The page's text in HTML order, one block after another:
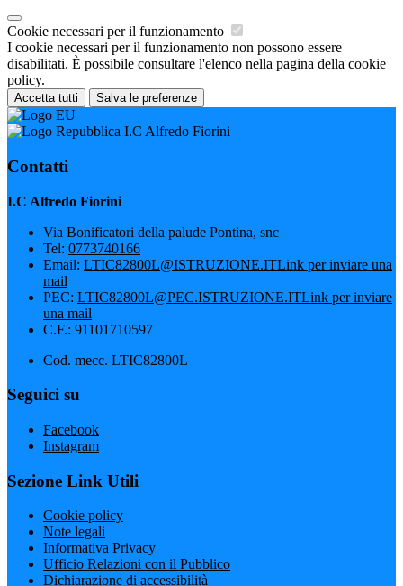
Cookie necessari per il funzionamento
I cookie necessari per il funzionamento non possono essere
disabilitati. È possibile consultare l'elenco nella pagina della cookie
policy.
Accetta tutti Salva le preferenze
I.C Alfredo Fiorini
Contatti
I.C Alfredo Fiorini
Via Bonificatori della palude Pontina, snc
Tel: 0773740166
Email: LTIC82800L@ISTRUZIONE.ITLink per inviare una
mail
PEC: LTIC82800L@PEC.ISTRUZIONE.ITLink per inviare
una mail
C.F.: 91101710597
Cod. mecc. LTIC82800L
Seguici su
Facebook
Instagram
Sezione Link Utili
Cookie policy
Note legali
Informativa Privacy
Ufficio Relazioni con il Pubblico
Dichiarazione di accessibilità